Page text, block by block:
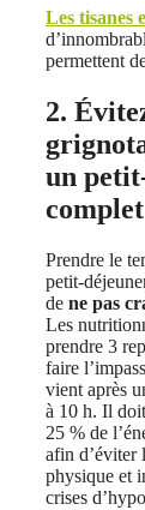
Les tisanes
permettent
2.
un
complet
Prendre le
petit-
de ne pas
Les
prendre 3
faire
vient après
à 10 h. Il
25 % de
afin d’éviter
physique et
crises